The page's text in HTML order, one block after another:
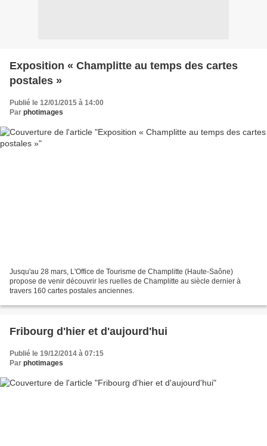
Exposition « Champlitte au temps des cartes
postales »
Publié le 12/01/2015 à 14:00
Par photimages
Jusqu'au 28 mars, L'Office de Tourisme de Champlitte (Haute-Saône)
propose de venir découvrir les ruelles de Champlitte au siècle dernier à
travers 160 cartes postales anciennes.
Fribourg d'hier et d'aujourd'hui
Publié le 19/12/2014 à 07:15
Par photimages